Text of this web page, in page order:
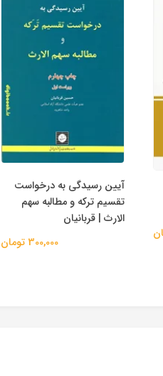
آیین رسیدگی به درخواست
تقسیم ترکه و مطالبه سهم
الارث | قربانیان
300,000 تومان